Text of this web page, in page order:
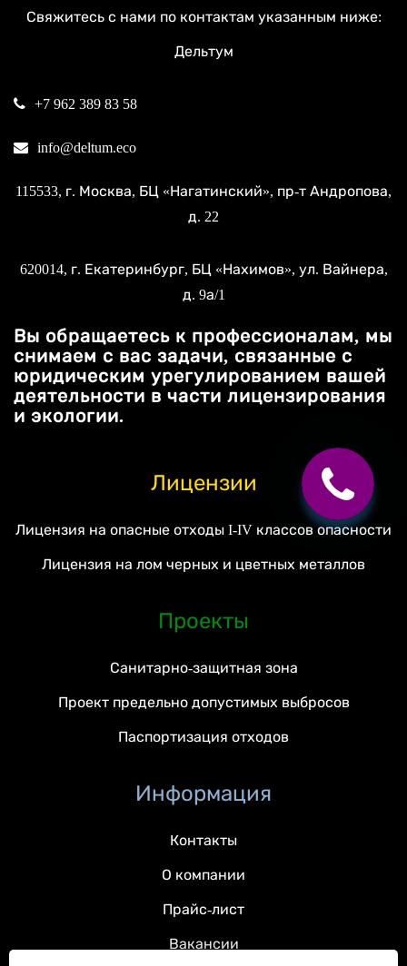
Свяжитесь с нами по контактам указанным ниже:
Дельтум
+7 962 389 83 58
info@deltum.eco
115533, г. Москва, БЦ «Нагатинский», пр-т Андропова,
д. 22
620014, г. Екатеринбург, БЦ «Нахимов», ул. Вайнера,
д. 9а/1
Вы обращаетесь к профессионалам, мы
снимаем с вас задачи, связанные с
юридическим урегулированием вашей
деятельности в части лицензирования
и экологии.
Лицензии
Лицензия на опасные отходы I-IV классов опасности
Лицензия на лом черных и цветных металлов
Проекты
Санитарно-защитная зона
Проект предельно допустимых выбросов
Паспортизация отходов
Информация
Контакты
О компании
Прайс-лист
Вакансии